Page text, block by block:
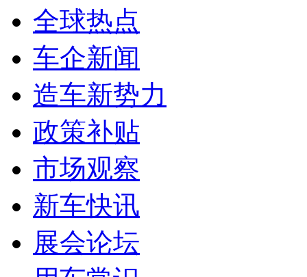
全球热点
车企新闻
造车新势力
政策补贴
市场观察
新车快讯
展会论坛